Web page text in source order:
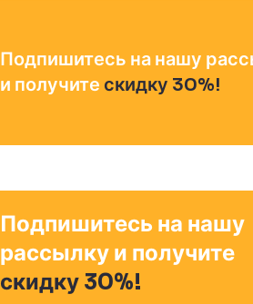
Подпишитесь на нашу
и получите скидку 30%!
Подпишитесь на нашу
рассылку и получите
скидку 30%!